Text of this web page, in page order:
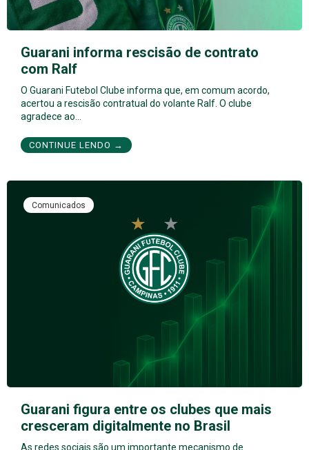
Guarani informa rescisão de contrato
com Ralf
O Guarani Futebol Clube informa que, em comum acordo,
acertou a rescisão contratual do volante Ralf. O clube
agradece ao…
CONTINUE LENDO →
Comunicados
Guarani figura entre os clubes que mais
cresceram digitalmente no Brasil
As redes sociais são um importante mecanismo de